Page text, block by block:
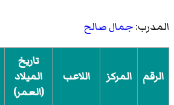
المدرب:جمال صالح
الرقم المركز اللاعب
تاريخ
الميلاد
(العمر)